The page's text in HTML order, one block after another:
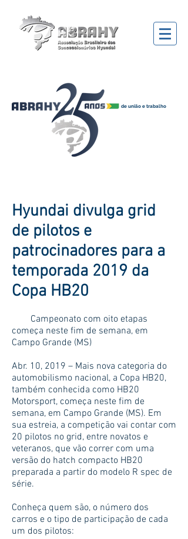
de união e trabalho
Hyundai divulga grid
de pilotos e
patrocinadores para a
temporada 2019 da
Copa HB20
Campeonato com oito etapas
começa neste fim de semana, em
Campo Grande (MS)
Abr. 10, 2019 – Mais nova categoria do
automobilismo nacional, a Copa HB20,
também conhecida como HB20
Motorsport, começa neste fim de
semana, em Campo Grande (MS). Em
sua estreia, a competição vai contar com
20 pilotos no grid, entre novatos e
veteranos, que vão correr com uma
versão do hatch compacto HB20
preparada a partir do modelo R spec de
série.
Conheça quem são, o número dos
carros e o tipo de participação de cada
um dos pilotos: